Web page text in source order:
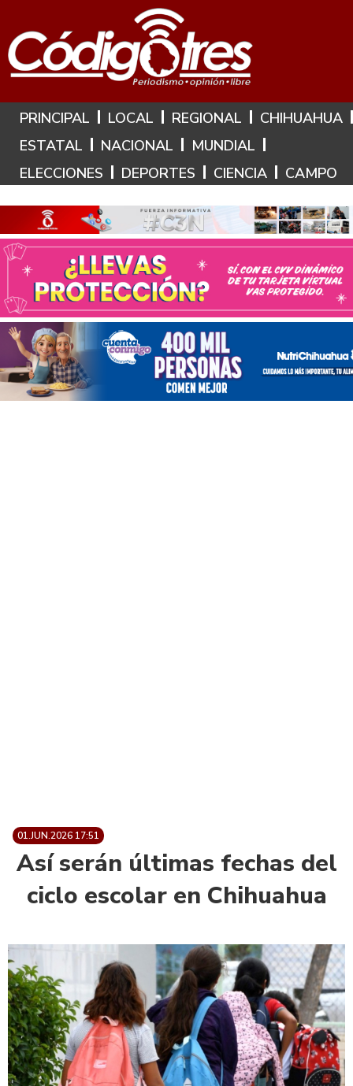
Hoy es: 6 de Agosto de 2026
PRINCIPAL LOCAL REGIONAL
CHIHUAHUA
ESTATAL
NACIONAL
MUNDIAL
ELECCIONES
DEPORTES CIENCIA CAMPO
01.JUN.2026 17:51
Así serán últimas fechas del
ciclo escolar en Chihuahua